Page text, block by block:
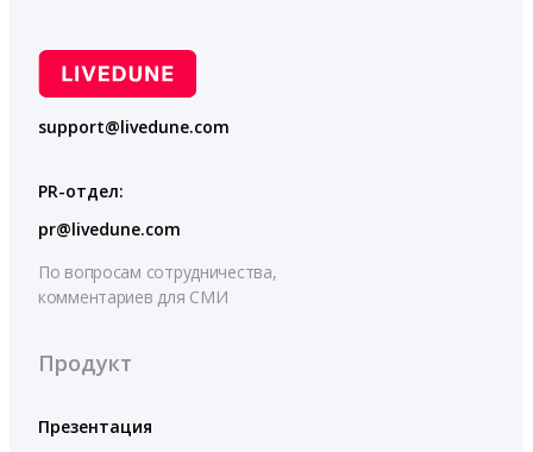
support@livedune.com
PR-отдел:
pr@livedune.com
По вопросам сотрудничества,
комментариев для СМИ
Продукт
Презентация